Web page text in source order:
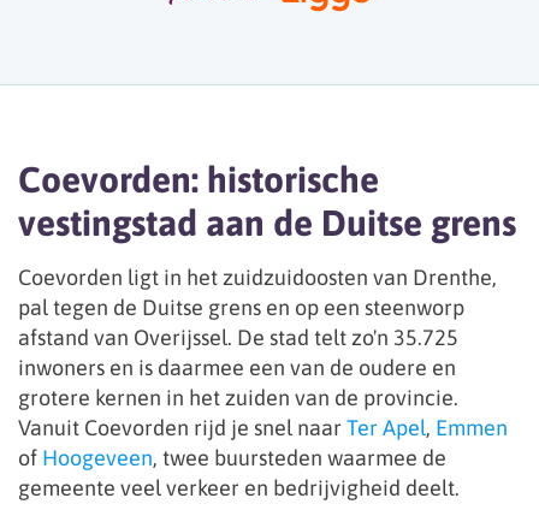
Coevorden: historische
vestingstad aan de Duitse grens
Coevorden ligt in het zuidzuidoosten van Drenthe,
pal tegen de Duitse grens en op een steenworp
afstand van Overijssel. De stad telt zo'n 35.725
inwoners en is daarmee een van de oudere en
grotere kernen in het zuiden van de provincie.
Vanuit Coevorden rijd je snel naar Ter Apel, Emmen
of Hoogeveen, twee buursteden waarmee de
gemeente veel verkeer en bedrijvigheid deelt.